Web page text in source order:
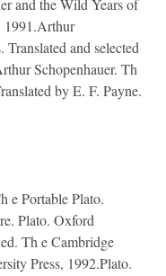
and the Wild Years of
1991.Arthur
and selected
Schopenhauer. Th
by E. F. Payne.
e Portable Plato.
Plato. Oxford
Th e Cambridge
Press, 1992.Plato.